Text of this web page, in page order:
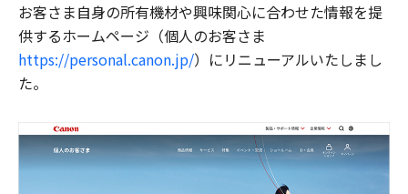
お客さま自身の所有機材や興味関心に合わせた情報を提
供するホームページ（個人のお客さま
https://personal.canon.jp/）にリニューアルいたしまし
た。